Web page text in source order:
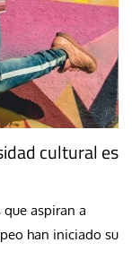
cultural es
aspiran a
han iniciado su